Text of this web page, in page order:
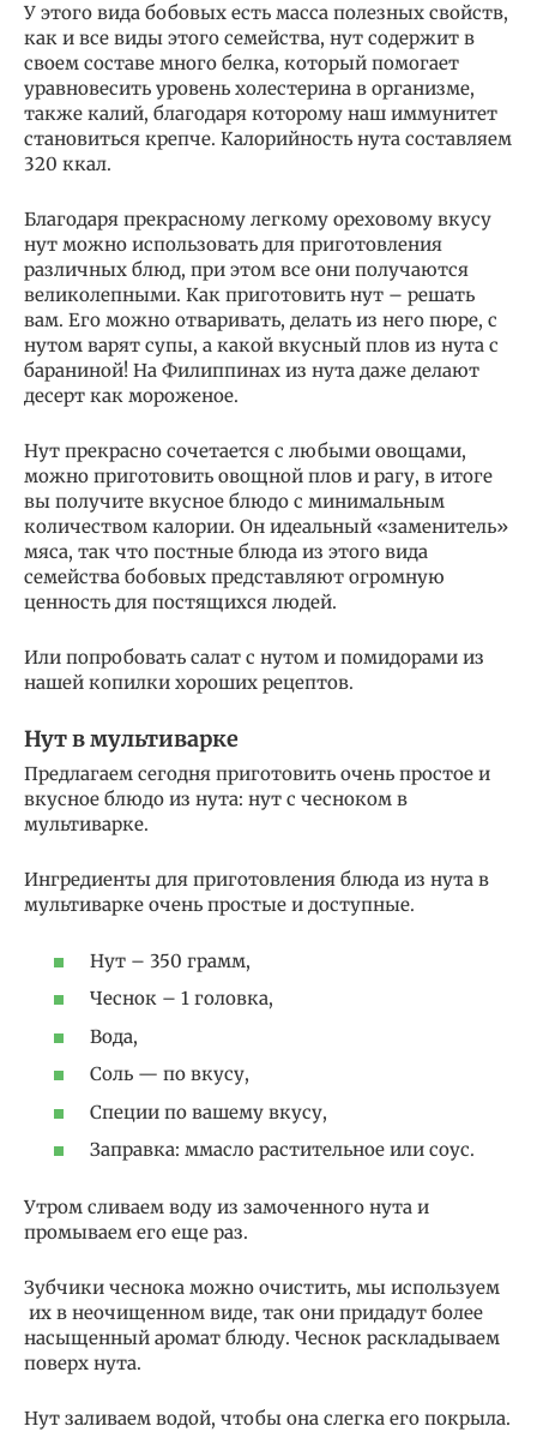
У этого вида бобовых есть масса полезных свойств,
как и все виды этого семейства, нут содержит в
своем составе много белка, который помогает
уравновесить уровень холестерина в организме,
также калий, благодаря которому наш иммунитет
становиться крепче. Калорийность нута составляем
320 ккал.
Благодаря прекрасному легкому ореховому вкусу
нут можно использовать для приготовления
различных блюд, при этом все они получаются
великолепными. Как приготовить нут – решать
вам. Его можно отваривать, делать из него пюре, с
нутом варят супы, а какой вкусный плов из нута с
бараниной! На Филиппинах из нута даже делают
десерт как мороженое.
Нут прекрасно сочетается с любыми овощами,
можно приготовить овощной плов и рагу, в итоге
вы получите вкусное блюдо с минимальным
количеством калории. Он идеальный «заменитель»
мяса, так что постные блюда из этого вида
семейства бобовых представляют огромную
ценность для постящихся людей.
Или попробовать салат с нутом и помидорами из
нашей копилки хороших рецептов.
Нут в мультиварке
Предлагаем сегодня приготовить очень простое и
вкусное блюдо из нута: нут с чесноком в
мультиварке.
Ингредиенты для приготовления блюда из нута в
мультиварке очень простые и доступные.
Нут – 350 грамм,
Чеснок – 1 головка,
Вода,
Соль — по вкусу,
Специи по вашему вкусу,
Заправка: ммасло растительное или соус.
Утром сливаем воду из замоченного нута и
промываем его еще раз.
Зубчики чеснока можно очистить, мы используем
их в неочищенном виде, так они придадут более
насыщенный аромат блюду. Чеснок раскладываем
поверх нута.
Нут заливаем водой, чтобы она слегка его покрыла.